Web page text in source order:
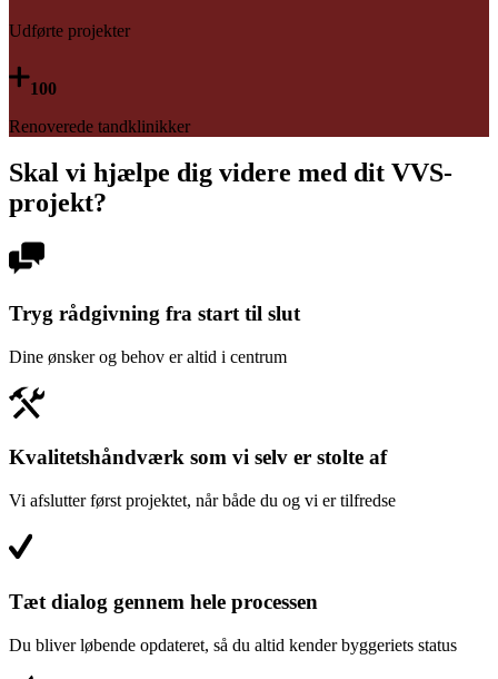
Udførte projekter
100
Renoverede tandklinikker
Skal vi hjælpe dig videre med dit VVS-
projekt?
Tryg rådgivning fra start til slut
Dine ønsker og behov er altid i centrum
Kvalitetshåndværk som vi selv er stolte af
Vi afslutter først projektet, når både du og vi er tilfredse
Tæt dialog gennem hele processen
Du bliver løbende opdateret, så du altid kender byggeriets status